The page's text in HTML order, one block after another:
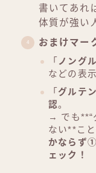
書いてあれ
体質が強い
おまけマー
「 ノング
などの表
「 グルテ
認。
→ でも**“
ない**こ
かならず
ェック！